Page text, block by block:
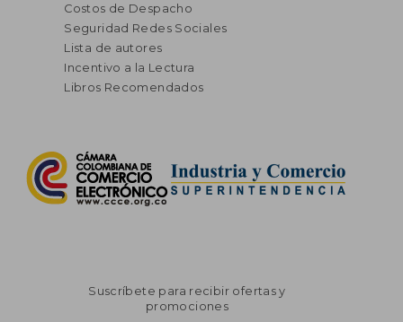
Costos de Despacho
Seguridad Redes Sociales
Lista de autores
Incentivo a la Lectura
Libros Recomendados
Suscríbete para recibir ofertas y
promociones